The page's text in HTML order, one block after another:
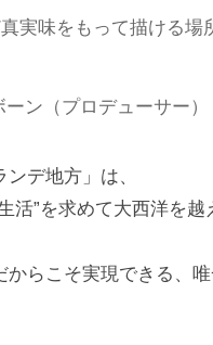
実味をもって描ける
ン（プロデューサー）
デ地方」は、
活”を求めて大西洋を
らこそ実現できる、